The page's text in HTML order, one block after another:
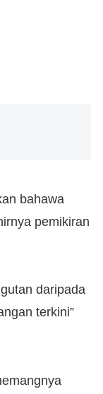
bahawa
pemikiran
daripada
terkini”